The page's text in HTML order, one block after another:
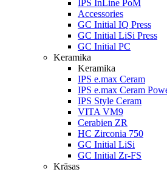
IPS InLine PoM
Accessories
GC Initial IQ Press
GC Initial LiSi Press
GC Initial PC
Keramika
Keramika
IPS e.max Ceram
IPS e.max Ceram
IPS Style Ceram
VITA VM9
Cerabien ZR
HC Zirconia 750
GC Initial LiSi
GC Initial Zr-FS
Krāsas